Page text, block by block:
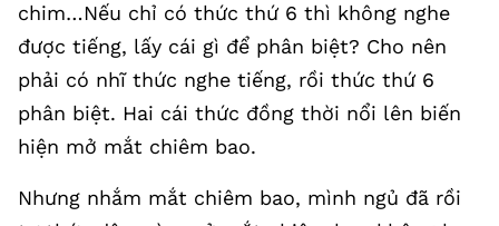
chim…Nếu chỉ có thức thứ 6 thì không nghe
được tiếng, lấy cái gì để phân biệt? Cho nên
phải có nhĩ thức nghe tiếng, rồi thức thứ 6
phân biệt. Hai cái thức đồng thời nổi lên biến
hiện mở mắt chiêm bao.
Nhưng nhắm mắt chiêm bao, mình ngủ đã rồi